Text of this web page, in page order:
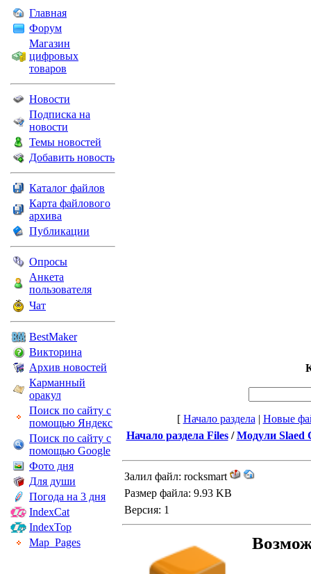
Главная
Форум
Магазин
цифровых
товаров
Новости
Подписка на
новости
Темы новостей
Добавить новость
Каталог файлов
Карта файлового
архива
Публикации
Опросы
Анкета
пользователя
Чат
BestMaker
Викторина
Архив новостей
Карманный
оракул
Поиск по сайту с
помощью Яндекс
Поиск по сайту с
помощью Google
Фото дня
Для души
Погода на 3 дня
IndexCat
IndexTop
Map_Pages
[ Начало раздела | Новые
Начало раздела Files/Модули Slaed
Залил файл: rocksmart
Размер файла: 9.93 KB
Версия: 1